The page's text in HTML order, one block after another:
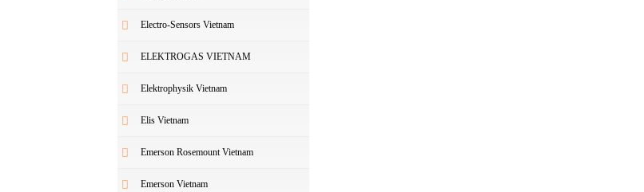
Electro-Sensors Vietnam
ELEKTROGAS VIETNAM
Elektrophysik Vietnam
Elis Vietnam
Emerson Rosemount Vietnam
Emerson Vietnam